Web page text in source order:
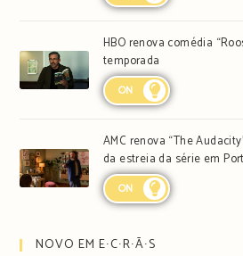
HBO renova comédia
temporada
ON
AMC renova “The
da estreia da série em
ON
NOVO EM E∙C∙R∙Ã∙S